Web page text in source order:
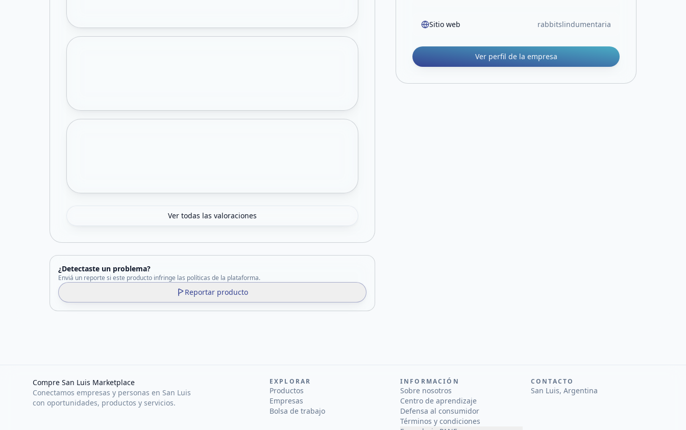
Ver todas las valoraciones
¿Detectaste un problema?
Enviá un reporte si este producto infringe las políticas de la plataforma.
Reportar producto
Sitio web rabbitslindumentaria
Ver perfil de la empresa
Compre San Luis Marketplace
Conectamos empresas y personas en San Luis
con oportunidades, productos y servicios.
EXPLORAR
Productos
Empresas
Bolsa de trabajo
INFORMACIÓN
Sobre nosotros
Centro de aprendizaje
Defensa al consumidor
Términos y condiciones
CONTACTO
San Luis, Argentina